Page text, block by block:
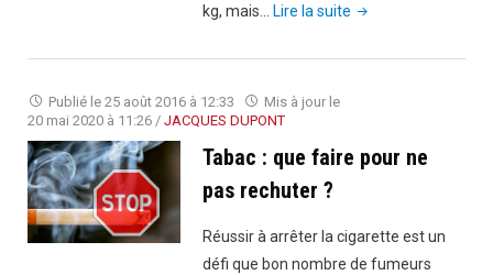
kg, mais…
Lire la suite "Sevrage
:
du
après
avoir
Publié le 25 août 2016 à 12:33
Mis à jour le
20 mai 2020 à 11:26 / JACQUES DUPONT
Tabac : que faire pour ne
pas rechuter ?
Réussir à arrêter la cigarette est un
défi que bon nombre de fumeurs